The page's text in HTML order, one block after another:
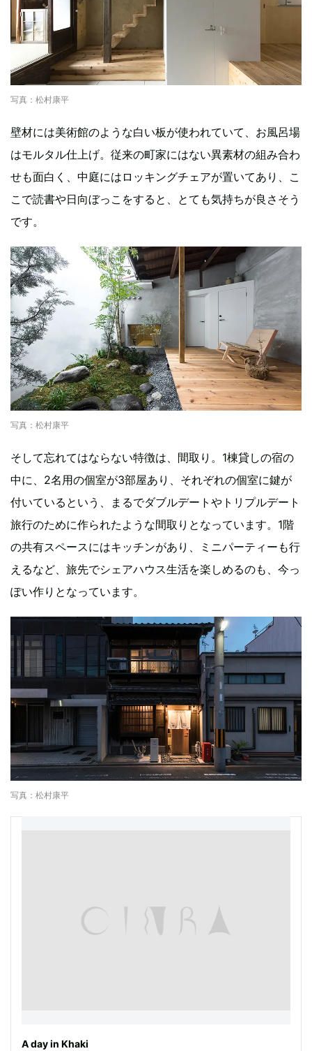
写真：松村康平
壁材には美術館のような白い板が使われていて、お風呂場
はモルタル仕上げ。従来の町家にはない異素材の組み合わ
せも面白く、中庭にはロッキングチェアが置いてあり、こ
こで読書や日向ぼっこをすると、とても気持ちが良さそう
です。
写真：松村康平
そして忘れてはならない特徴は、間取り。1棟貸しの宿の
中に、2名用の個室が3部屋あり、それぞれの個室に鍵が
付いているという、まるでダブルデートやトリプルデート
旅行のために作られたような間取りとなっています。1階
の共有スペースにはキッチンがあり、ミニパーティーも行
えるなど、旅先でシェアハウス生活を楽しめるのも、今っ
ぽい作りとなっています。
写真：松村康平
A day in Khaki